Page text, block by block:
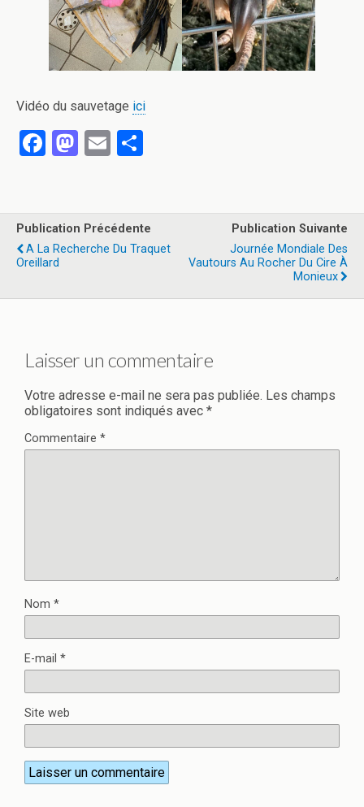
Vidéo du sauvetage ici
F
b
o
o
k
M
o
d
n
E
g
er
Publication Précédente
A La Recherche Du Traquet
Oreillard
Publication Suivante
Journée Mondiale Des
Vautours Au Rocher Du Cire À
Monieux
Laisser un commentaire
Votre adresse e-mail ne sera pas publiée. Les champs
obligatoires sont indiqués avec *
Commentaire *
Nom *
E-mail *
Site web